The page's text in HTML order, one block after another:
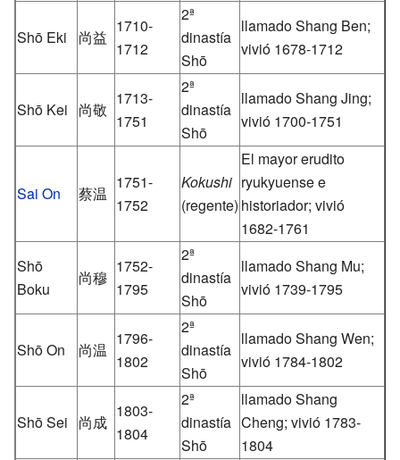
Shō Eki 尚益
1710-
1712
2ª
dinastía
Shō
llamado Shang Ben;
vivió 1678-1712
Shō Kei 尚敬
1713-
1751
2ª
dinastía
Shō
llamado Shang Jing;
vivió 1700-1751
Sai On 蔡温
1751-
1752
Kokushi
(regente)
El mayor erudito
ryukyuense e
historiador; vivió
1682-1761
Shō
Boku
尚穆
1752-
1795
2ª
dinastía
Shō
llamado Shang Mu;
vivió 1739-1795
Shō On 尚温
1796-
1802
2ª
dinastía
Shō
llamado Shang Wen;
vivió 1784-1802
Shō Sei 尚成
1803-
1804
2ª
dinastía
Shō
llamado Shang
Cheng; vivió 1783-
1804